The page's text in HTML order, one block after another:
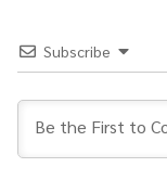
Subscribe